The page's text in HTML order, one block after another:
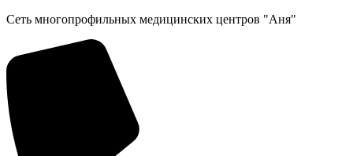
Перейти
содержимому
Сеть многопрофильных медицинских центров "Аня"